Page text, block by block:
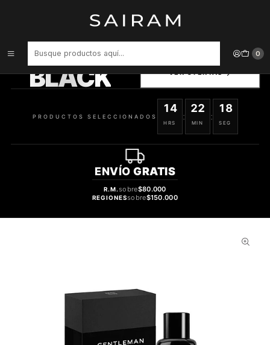
0
PERFUME GENTLEMAN GIVENCHY VARON EDP 100 ML
BLACK
SELECCIONADOS
PRODUCTOS SELECCIONADOS
14
HRS
:
22
MIN
:
17
SEG
ENVÍO GRATIS
R.M.sobre$80.000
REGIONESsobre$150.000